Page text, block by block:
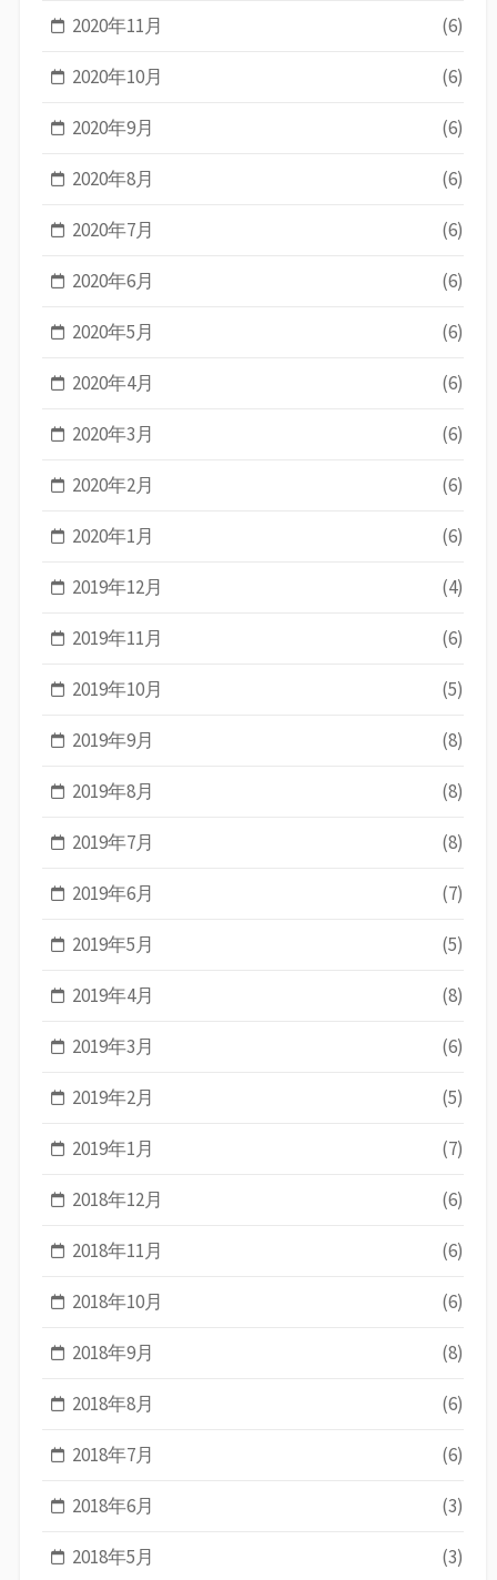
2020年11月 (6)
2020年10月 (6)
2020年9月 (6)
2020年8月 (6)
2020年7月 (6)
2020年6月 (6)
2020年5月 (6)
2020年4月 (6)
2020年3月 (6)
2020年2月 (6)
2020年1月 (6)
2019年12月 (4)
2019年11月 (6)
2019年10月 (5)
2019年9月 (8)
2019年8月 (8)
2019年7月 (8)
2019年6月 (7)
2019年5月 (5)
2019年4月 (8)
2019年3月 (6)
2019年2月 (5)
2019年1月 (7)
2018年12月 (6)
2018年11月 (6)
2018年10月 (6)
2018年9月 (8)
2018年8月 (6)
2018年7月 (6)
2018年6月 (3)
2018年5月 (3)